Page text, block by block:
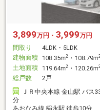
3,899万円・ 3,999万円
間取り
4LDK・5LDK
建物面積 108.35m2 ・108.79m
土地面積 119.64m2 ・120.26m
総戸数
2戸
ＪＲ中央本線 金山駅 バス
分
あおなみ線 稲永駅 徒歩10分